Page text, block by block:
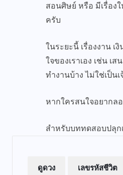
สอนศิษย์ หรือ มีเรื่อง
ครับ
ในระยะนี้ เรื่องงาน
ใจของเราเอง เช่น
ทำงานบ้าง ไม่ใช่เป็น
หากใครสนใจอยากล
สำหรับบททดสอบปลุ
ดูดวง เลขรหัสชีวิต